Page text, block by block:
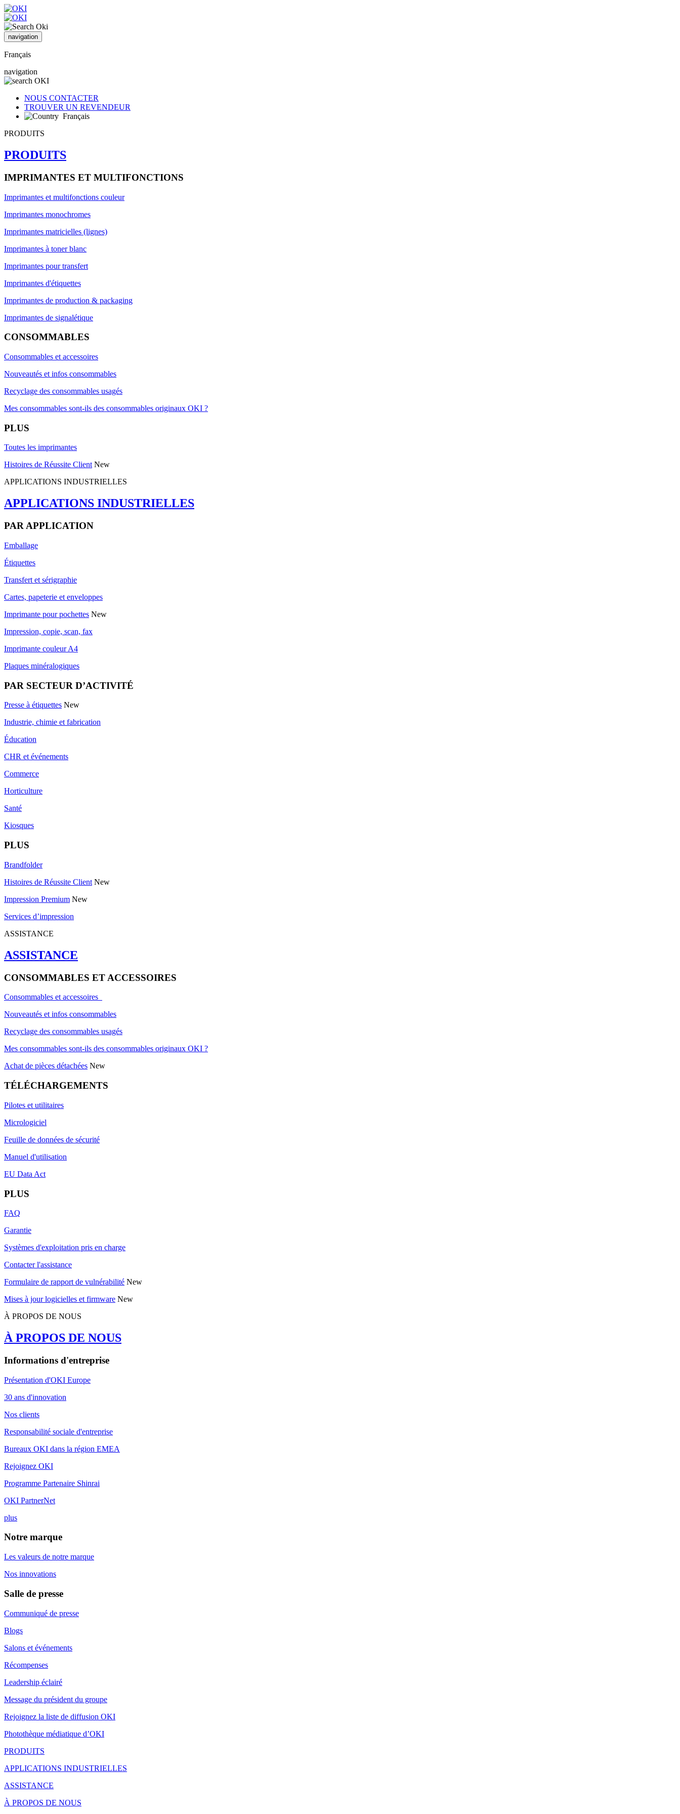
navigation
Français
navigation
NOUS CONTACTER
TROUVER UN REVENDEUR
Français
PRODUITS
PRODUITS
IMPRIMANTES ET MULTIFONCTIONS
Imprimantes et multifonctions couleur
Imprimantes monochromes
Imprimantes matricielles (lignes)
Imprimantes à toner blanc
Imprimantes pour transfert
Imprimantes d'étiquettes
Imprimantes de production & packaging
Imprimantes de signalétique
CONSOMMABLES
Consommables et accessoires
Nouveautés et infos consommables
Recyclage des consommables usagés
Mes consommables sont-ils des consommables originaux OKI ?
PLUS
Toutes les imprimantes
Histoires de Réussite Client New
APPLICATIONS INDUSTRIELLES
APPLICATIONS INDUSTRIELLES
PAR APPLICATION
Emballage
Étiquettes
Transfert et sérigraphie
Cartes, papeterie et enveloppes
Imprimante pour pochettes New
Impression, copie, scan, fax
Imprimante couleur A4
Plaques minéralogiques
PAR SECTEUR D’ACTIVITÉ
Presse à étiquettes New
Industrie, chimie et fabrication
Éducation
CHR et événements
Commerce
Horticulture
Santé
Kiosques
PLUS
Brandfolder
Histoires de Réussite Client New
Impression Premium New
Services d’impression
ASSISTANCE
ASSISTANCE
CONSOMMABLES ET ACCESSOIRES
Consommables et accessoires
Nouveautés et infos consommables
Recyclage des consommables usagés
Mes consommables sont-ils des consommables originaux OKI ?
Achat de pièces détachées New
TÉLÉCHARGEMENTS
Pilotes et utilitaires
Micrologiciel
Feuille de données de sécurité
Manuel d'utilisation
EU Data Act
PLUS
FAQ
Garantie
Systèmes d'exploitation pris en charge
Contacter l'assistance
Formulaire de rapport de vulnérabilité New
Mises à jour logicielles et firmware New
À PROPOS DE NOUS
À PROPOS DE NOUS
Informations d'entreprise
Présentation d'OKI Europe
30 ans d'innovation
Nos clients
Responsabilité sociale d'entreprise
Bureaux OKI dans la région EMEA
Rejoignez OKI
Programme Partenaire Shinrai
OKI PartnerNet
plus
Notre marque
Les valeurs de notre marque
Nos innovations
Salle de presse
Communiqué de presse
Blogs
Salons et événements
Récompenses
Leadership éclairé
Message du président du groupe
Rejoignez la liste de diffusion OKI
Photothèque médiatique d’OKI
PRODUITS
APPLICATIONS INDUSTRIELLES
ASSISTANCE
À PROPOS DE NOUS